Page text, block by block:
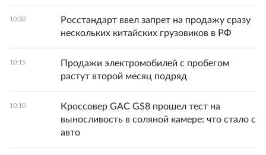
10:30
Росстандарт ввел запрет на продажу сразу
нескольких китайских грузовиков в РФ
10:15
Продажи электромобилей с пробегом
растут второй месяц подряд
10:10
Кроссовер GAC GS8 прошел тест на
выносливость в соляной камере: что стало с
авто